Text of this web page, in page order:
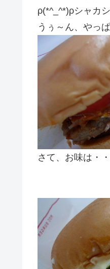
ρ(*^_^*)ρシャカ
うぅ～ん、やっ
さて、お味は・